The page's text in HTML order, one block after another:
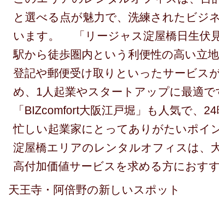
と選べる点が魅力で、洗練されたビジ
います。 「リージャス淀屋橋日生伏
駅から徒歩圏内という利便性の高い立
登記や郵便受け取りといったサービス
め、1人起業やスタートアップに最適
「BIZcomfort大阪江戸堀」も人気で、
忙しい起業家にとってありがたいポ
淀屋橋エリアのレンタルオフィスは、
高付加価値サービスを求める方におす
天王寺・阿倍野の新しいスポット